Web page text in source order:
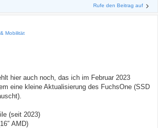
Rufe den Beitrag auf
Mobilität
hier auch noch, das ich im Februar 2023
eine kleine Aktualisierung des FuchsOne (SSD
(seit 2023)
AMD)